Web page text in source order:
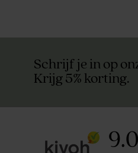
Schrijf je in op
Krijg 5% korting.
9.0